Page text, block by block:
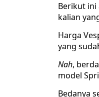
Berikut ini
kalian
Harga
yang
Nah,
model
Bedanya